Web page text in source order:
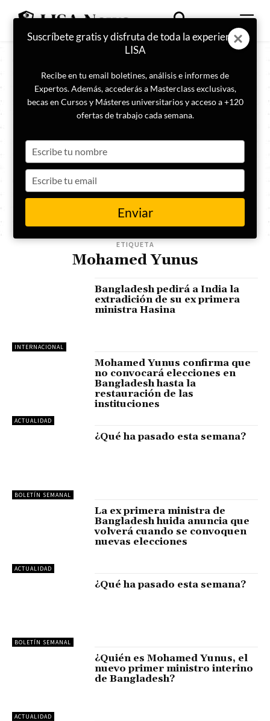
ETIQUETA
Mohamed Yunus
INTERNACIONAL
Bangladesh pedirá a India la
extradición de su ex primera
ministra Hasina
ACTUALIDAD
Mohamed Yunus confirma que
no convocará elecciones en
Bangladesh hasta la
restauración de las
instituciones
BOLETÍN SEMANAL
¿Qué ha pasado esta semana?
ACTUALIDAD
La ex primera ministra de
Bangladesh huida anuncia que
volverá cuando se convoquen
nuevas elecciones
BOLETÍN SEMANAL
¿Qué ha pasado esta semana?
ACTUALIDAD
¿Quién es Mohamed Yunus, el
nuevo primer ministro interino
de Bangladesh?
Suscríbete gratis y disfruta de toda la experiencia
LISA
Recibe en tu email boletines, análisis e informes de
Expertos. Además, accederás a Masterclass exclusivas,
becas en Cursos y Másteres universitarios y acceso a +120
ofertas de trabajo cada semana.
your
name
your
email
Enviar